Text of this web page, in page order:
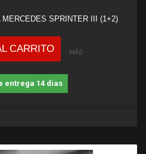
MERCEDES SPRINTER III (1+2)
CARRITO MÁS
entrega 14 dias